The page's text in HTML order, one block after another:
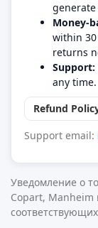
Money-
within
returns
Support:
any time.
Refund
Support email:
Уведомление о
Copart, Manheim